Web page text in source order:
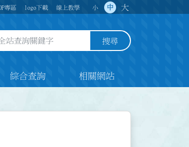
專區 logo下載 線上教學 小 中 大
關鍵字欄位 搜尋
綜合查詢 相關網站